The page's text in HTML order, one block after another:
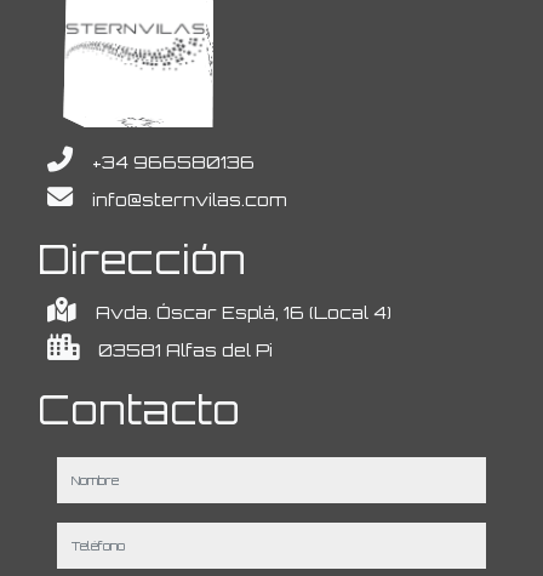
+34 966580136
info@sternvilas.com
Dirección
Avda. Óscar Esplá, 16 (Local 4)
03581 Alfas del Pi
Contacto